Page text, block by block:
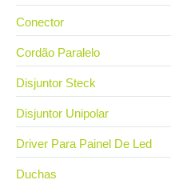
Conector
Cordão Paralelo
Disjuntor Steck
Disjuntor Unipolar
Driver Para Painel De Led
Duchas